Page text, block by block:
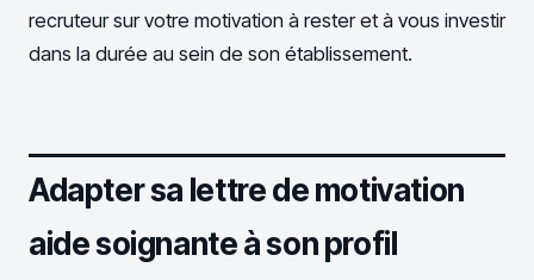
recruteur sur votre motivation à rester et à vous investir
dans la durée au sein de son établissement.
Adapter sa lettre de motivation
aide soignante à son profil